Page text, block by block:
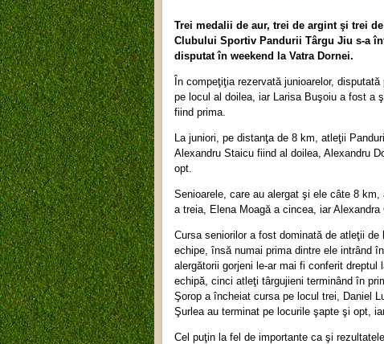
Trei medalii de aur, trei de argint şi trei
Clubului Sportiv Pandurii Târgu Jiu s-a
disputat în weekend la Vatra Dornei.
În compeţiţia rezervată junioarelor,
pe locul al doilea, iar Larisa Buşoiu a fost a
fiind prima.
La juniori, pe distanţa de 8 km, atleţii
Alexandru Staicu fiind al doilea, Alexandru
opt.
Senioarele, care au alergat şi ele câte 8
a treia, Elena Moagă a cincea, iar Alexandra
Cursa seniorilor a fost dominată de atleţii
echipe, însă numai prima dintre ele intrând
alergătorii gorjeni le-ar mai fi conferit
echipă, cinci atleţi târgujieni terminând în
Şorop a încheiat cursa pe locul trei, Daniel
Şurlea au terminat pe locurile şapte şi opt,
Cel puţin la fel de importante ca şi